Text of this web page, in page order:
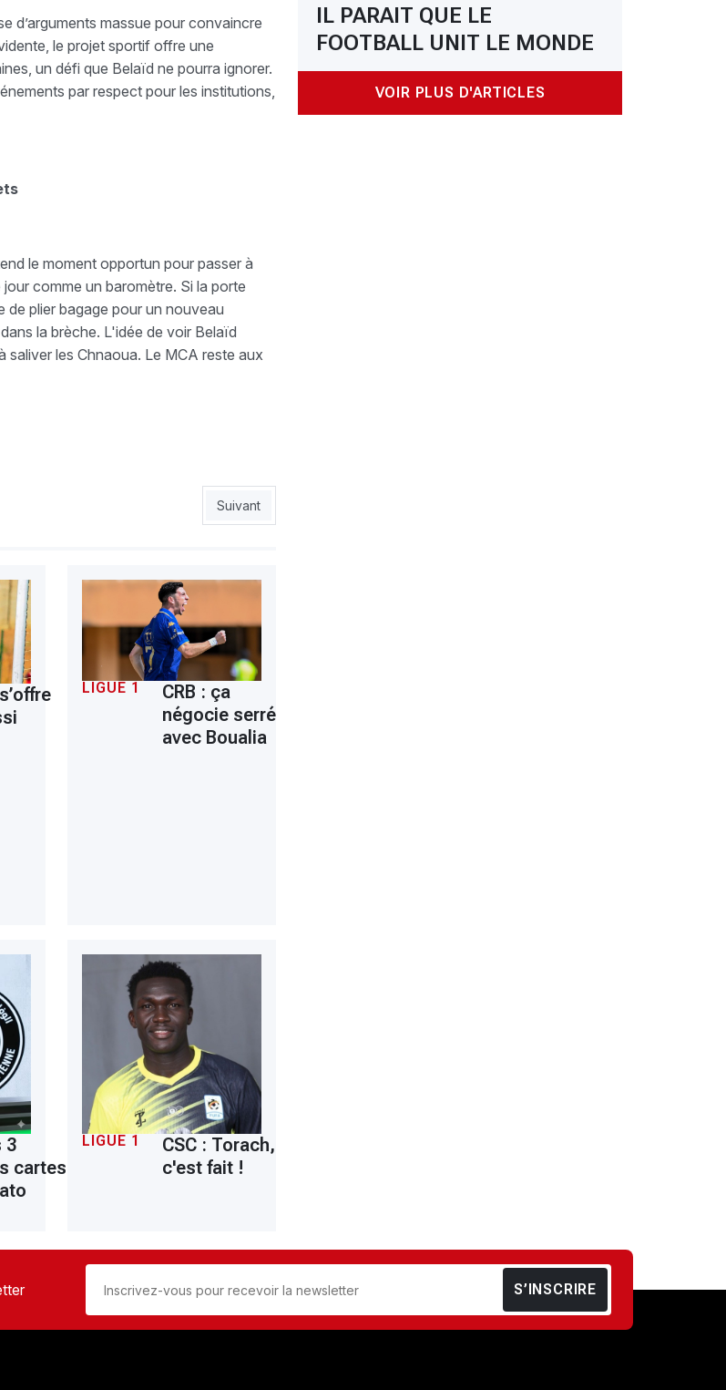
IL PARAIT QUE LE
FOOTBALL UNIT LE MONDE
VOIR PLUS D'ARTICLES
d’arguments massue pour convaincre
le projet sportif offre une
un défi que Belaïd ne pourra ignorer.
par respect pour les institutions,
le moment opportun pour passer à
comme un baromètre. Si la porte
de plier bagage pour un nouveau
la brèche. L'idée de voir Belaïd
les Chnaoua. Le MCA reste aux
Article suivant : CRB : Akacem dans le radar du Chabab
Suivant
LIGUE 1
CRB : ça
négocie serré
avec Boualia
3
cartes
LIGUE 1
CSC : Torach,
c'est fait !
S’INSCRIRE